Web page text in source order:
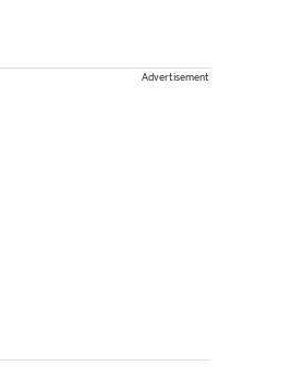
Advertisement